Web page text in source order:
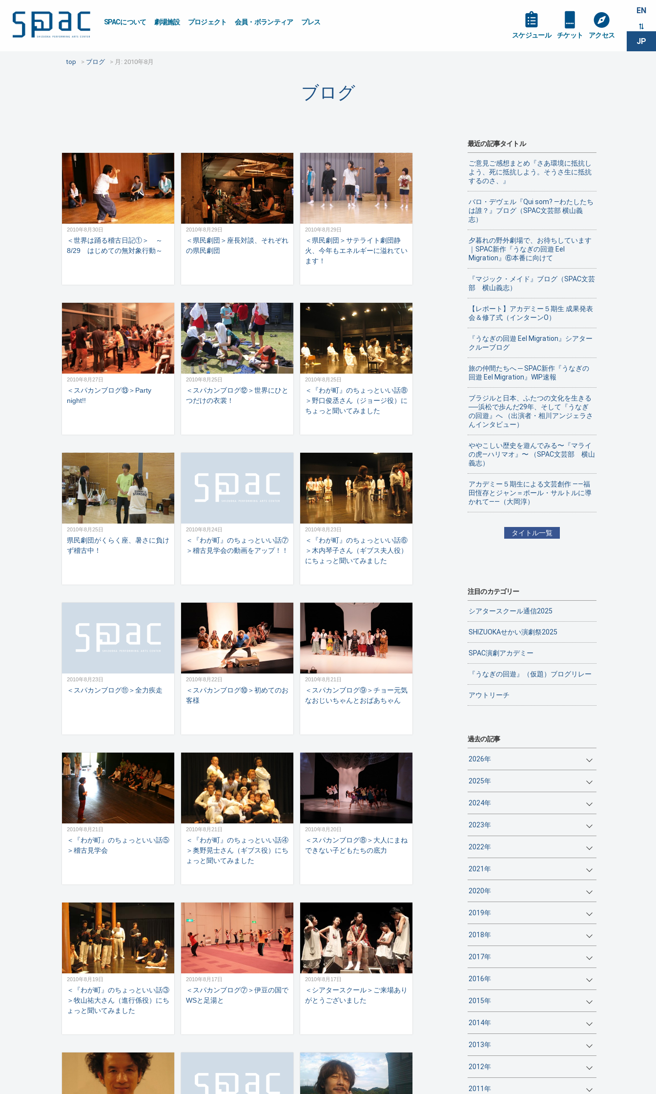
SPACについて 劇場施設 プロジェクト 会員・ボランティア プレス
EN
JP
スケジュール チケット アクセス
top ブログ 月: 2010年8月
ブログ
2010年8月30日
＜世界は踊る稽古日記①＞ ～
8/29 はじめての無対象行動～
2010年8月29日
＜県民劇団＞座長対談、それぞれ
の県民劇団
2010年8月29日
＜県民劇団＞サテライト劇団静
火、今年もエネルギーに溢れてい
ます！
2010年8月27日
＜スパカンブログ⑬＞Party
night!!
2010年8月25日
＜スパカンブログ⑫＞世界にひと
つだけの衣裳！
2010年8月25日
＜『わが町』のちょっといい話⑧
＞野口俊丞さん（ジョージ役）に
ちょっと聞いてみました
2010年8月25日
県民劇団がくらく座、暑さに負け
ず稽古中！
2010年8月24日
＜『わが町』のちょっといい話⑦
＞稽古見学会の動画をアップ！！
2010年8月23日
＜『わが町』のちょっといい話⑥
＞木内琴子さん（ギブス夫人役）
にちょっと聞いてみました
2010年8月23日
＜スパカンブログ⑪＞全力疾走
2010年8月22日
＜スパカンブログ⑩＞初めてのお
客様
2010年8月21日
＜スパカンブログ⑨＞チョー元気
なおじいちゃんとおばあちゃん
2010年8月21日
＜『わが町』のちょっといい話⑤
＞稽古見学会
2010年8月21日
＜『わが町』のちょっといい話④
＞奥野晃士さん（ギブス役）にち
ょっと聞いてみました
2010年8月20日
＜スパカンブログ⑧＞大人にまね
できない子どもたちの底力
2010年8月19日
＜『わが町』のちょっといい話③
＞牧山祐大さん（進行係役）にち
ょっと聞いてみました
2010年8月17日
＜スパカンブログ⑦＞伊豆の国で
WSと足湯と
2010年8月17日
＜シアタースクール＞ご来場あり
がとうございました
最近の記事タイトル
ご意見ご感想まとめ『さあ環境に抵抗し
よう、死に抵抗しよう。そうさ生に抵抗
するのさ、』
バロ・デヴェル『Qui som? ―わたしたち
は誰？』ブログ（SPAC文芸部 横山義
志）
夕暮れの野外劇場で、お待ちしています
｜SPAC新作『うなぎの回遊 Eel
Migration』⑥本番に向けて
『マジック・メイド』ブログ（SPAC文芸
部 横山義志）
【レポート】アカデミー５期生 成果発表
会＆修了式（インターンO）
『うなぎの回遊 Eel Migration』シアター
クルーブログ
旅の仲間たちへ ─ SPAC新作『うなぎの
回遊 Eel Migration』WIP速報
ブラジルと日本、ふたつの文化を生きる
──浜松で歩んだ29年、そして『うなぎ
の回遊』へ （出演者・相川アンジェラさ
んインタビュー）
ややこしい歴史を遊んでみる〜『マライ
の虎—ハリマオ』〜 （SPAC文芸部 横山
義志）
アカデミー５期生による文芸創作 ——福
田恆存とジャン＝ポール・サルトルに導
かれて——（大岡淳）
タイトル一覧
注目のカテゴリー
シアタースクール通信2025
SHIZUOKAせかい演劇祭2025
SPAC演劇アカデミー
『うなぎの回遊』（仮題）ブログリレー
アウトリーチ
過去の記事
2026年
2025年
2024年
2023年
2022年
2021年
2020年
2019年
2018年
2017年
2016年
2015年
2014年
2013年
2012年
2011年